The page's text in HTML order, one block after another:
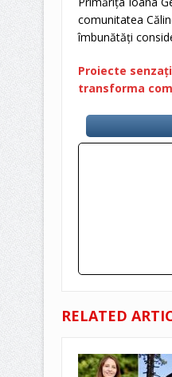
comunitatea
îmbunătăți
Proiecte
transforma
RELATED